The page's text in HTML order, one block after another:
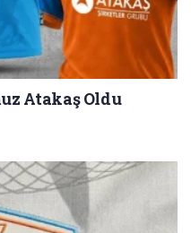
Atakaş Oldu